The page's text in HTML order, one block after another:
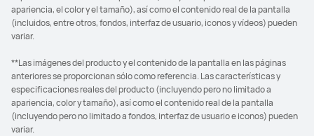
apariencia, el color y el tamaño), así como el contenido real de la pantalla
(incluidos, entre otros, fondos, interfaz de usuario, iconos y vídeos) pueden
variar.
**Las imágenes del producto y el contenido de la pantalla en las páginas
anteriores se proporcionan sólo como referencia. Las características y
especificaciones reales del producto (incluyendo pero no limitado a
apariencia, color y tamaño), así como el contenido real de la pantalla
(incluyendo pero no limitado a fondos, interfaz de usuario e iconos) pueden
variar.